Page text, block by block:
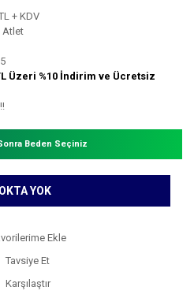
+ KDV
Atlet
Üzeri %10 İndirim ve Ücretsiz
Beden Seçiniz
YOK
Tavsiye Et
Karşılaştır